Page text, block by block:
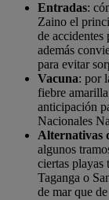
Entradas:
Zaino el
de accidentes
además
para evitar
Vacuna: por
fiebre
anticipación
Nacionales
Alternativas
algunos
ciertas playas
Taganga o
de mar que